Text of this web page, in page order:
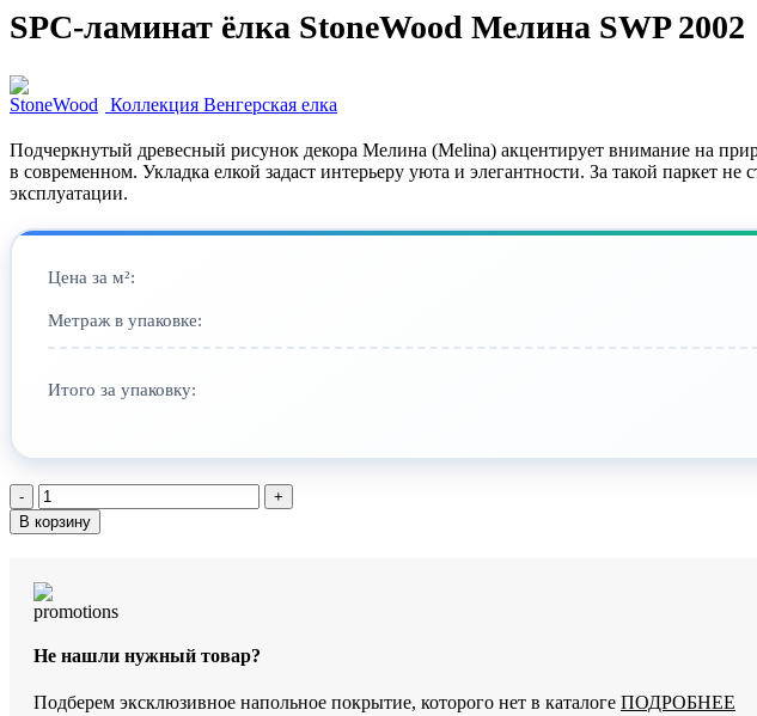
SPC-ламинат ёлка StoneWood Мелина SWP 2002
Коллекция Венгерская елка
Подчеркнутый древесный рисунок декора Мелина (Melina) акцентирует внимание на
в современном. Укладка елкой задаст интерьеру уюта и элегантности. За такой паркет
эксплуатации.
Цена за м²:
Метраж в упаковке:
Итого за упаковку:
Количество
товара
SPC-
ёлка
StoneWood
Мелина
2002
В корзину
Не нашли нужный товар?
Подберем эксклюзивное напольное покрытие, которого нет в каталоге ПОДРОБНЕЕ